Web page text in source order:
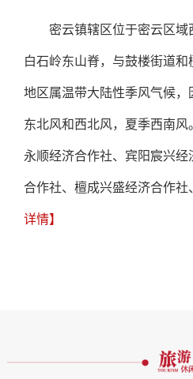
密云镇辖区位于密云区
白石岭东山脊，与鼓楼街道
地区属温带大陆性季风气候
东北风和西北风，夏季西南风
永顺经济合作社、宾阳宸兴
合作社、檀成兴盛经济合作社
详情】